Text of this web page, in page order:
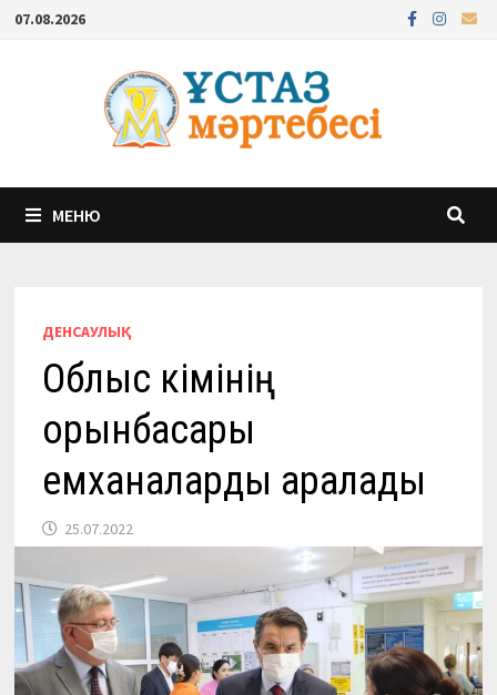
Перейти
содержимому
07.08.2026
МЕНЮ
ДЕНСАУЛЫҚ
Облыс әкімінiң
орынбасары
емханаларды аралады
25.07.2022